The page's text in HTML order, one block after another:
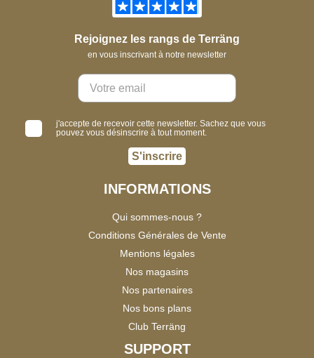
Rejoignez les rangs de Terräng
en vous inscrivant à notre newsletter
j'accepte de recevoir cette newsletter. Sachez que vous
pouvez vous désinscrire à tout moment.
S'inscrire
INFORMATIONS
Qui sommes-nous ?
Conditions Générales de Vente
Mentions légales
Nos magasins
Nos partenaires
Nos bons plans
Club Terräng
SUPPORT